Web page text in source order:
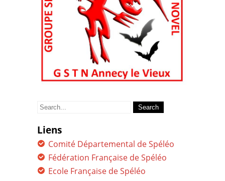
Search
Liens
Comité Départemental de Spéléo
Fédération Française de Spéléo
Ecole Française de Spéléo